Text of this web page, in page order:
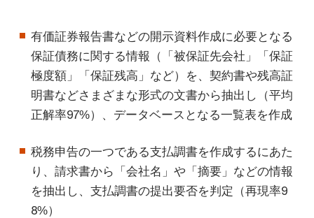
有価証券報告書などの開示資料作成に必要となる
保証債務に関する情報（「被保証先会社」「保証
極度額」「保証残高」など）を、契約書や残高証
明書などさまざまな形式の文書から抽出し（平均
正解率97%）、データベースとなる一覧表を作成
税務申告の一つである支払調書を作成するにあた
り、請求書から「会社名」や「摘要」などの情報
を抽出し、支払調書の提出要否を判定（再現率9
8%）